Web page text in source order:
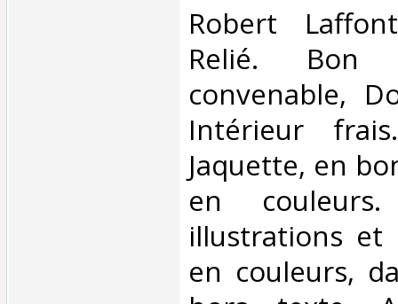
‎Robert
Relié. Bon
convenable,
Intérieur
Jaquette, en
en couleurs.
illustrations et
en couleurs,